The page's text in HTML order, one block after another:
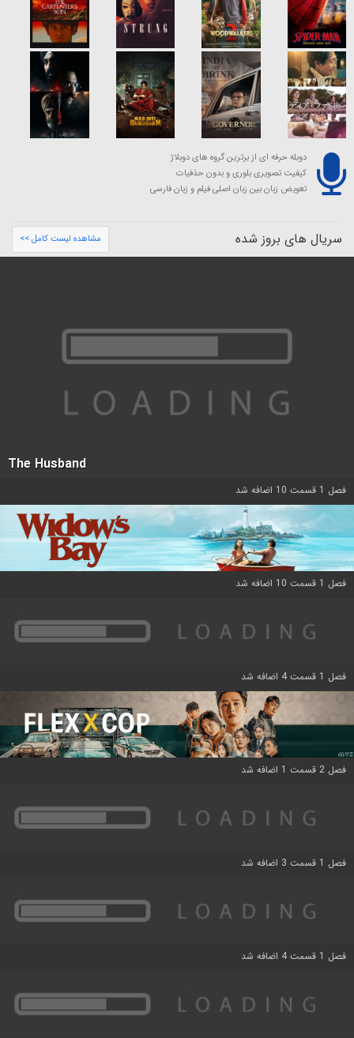
دوبله حرفه ای از برترین گروه های دوبلاژ
کیفیت تصویری بلوری و بدون حذفیات
تعویض زبان بین زبان اصلی فیلم و زبان فارسی
سریال های بروز شده مشاهده لیست کامل >>
The Husband
فصل 1 قسمت 10 اضافه شد
فصل 1 قسمت 10 اضافه شد
فصل 1 قسمت 4 اضافه شد
فصل 2 قسمت 1 اضافه شد
فصل 1 قسمت 3 اضافه شد
فصل 1 قسمت 4 اضافه شد